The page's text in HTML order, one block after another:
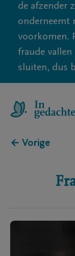
de afzender
onderneemt
voorkomen.
fraude
sluiten, dus
← Vorige